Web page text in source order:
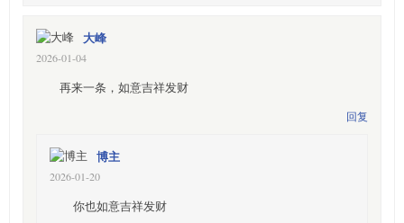
大峰
2026-01-04
再来一条，如意吉祥发财
回复
博主
2026-01-20
你也如意吉祥发财